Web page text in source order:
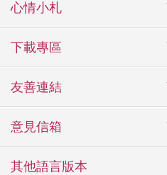
心情小札
下載專區
友善連結
意見信箱
其他語言版本